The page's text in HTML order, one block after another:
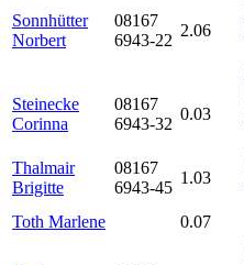
Sonnhütter
Norbert
08167
6943-22
2.06
Steinecke
Corinna
08167
6943-32
0.03
Thalmair
Brigitte
08167
6943-45
1.03
Toth Marlene
0.07